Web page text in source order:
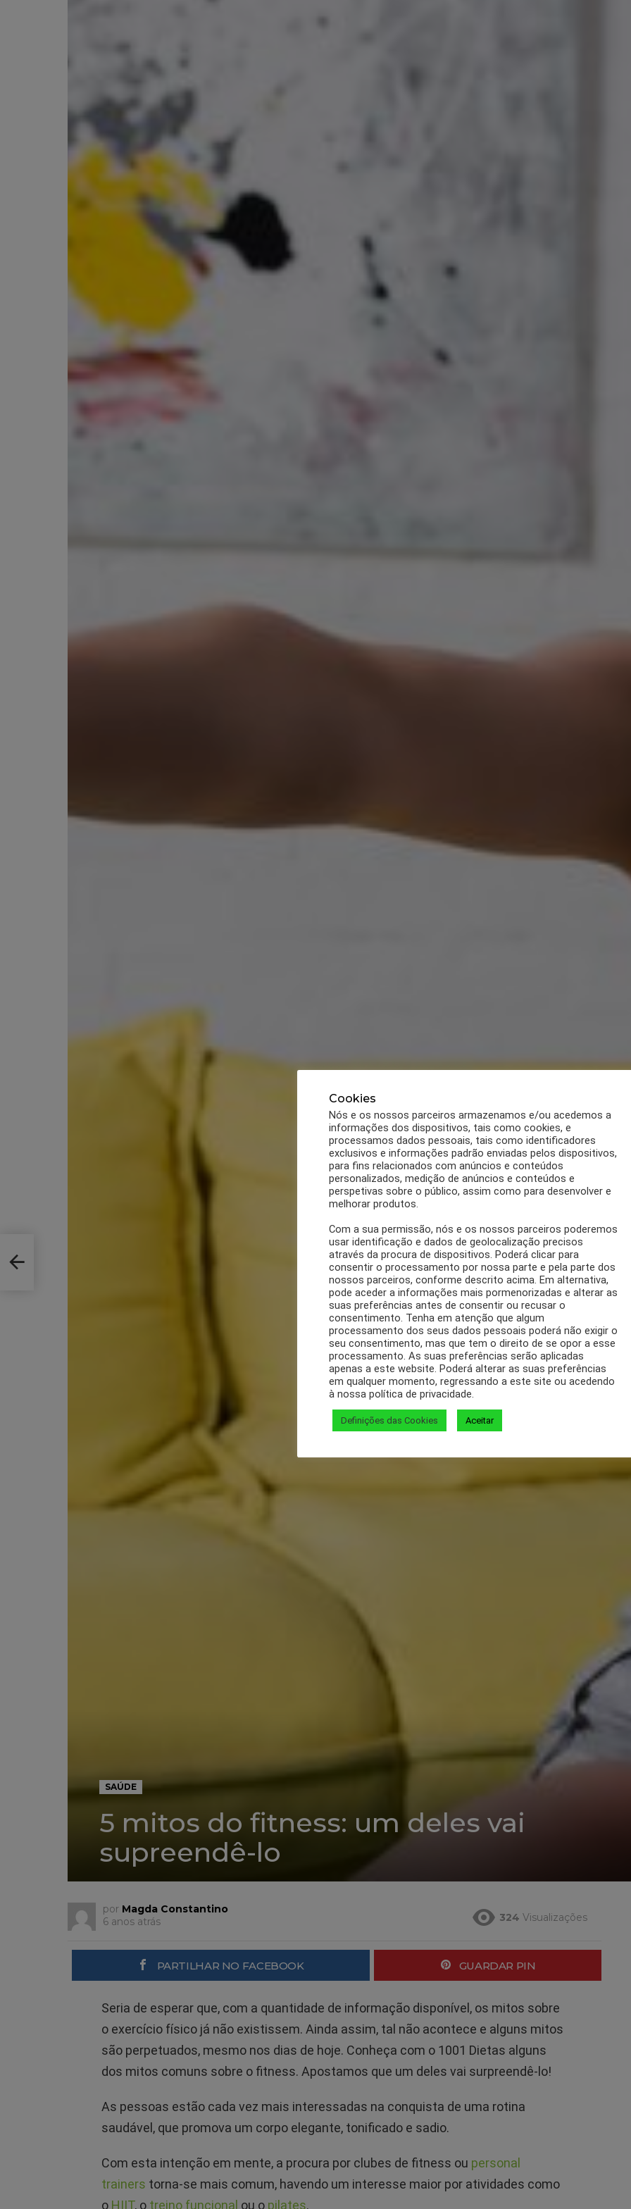
SAÚDE
5 mitos do fitness: um deles vai
supreendê-lo
por Magda Constantino
6 anos atrás
324 Visualizações
PARTILHAR NO FACEBOOK GUARDAR PIN
Seria de esperar que, com a quantidade de informação disponível, os mitos sobre
o exercício físico já não existissem. Ainda assim, tal não acontece e alguns mitos
são perpetuados, mesmo nos dias de hoje. Conheça com o 1001 Dietas alguns
dos mitos comuns sobre o fitness. Apostamos que um deles vai surpreendê-lo!
As pessoas estão cada vez mais interessadas na conquista de uma rotina
saudável, que promova um corpo elegante, tonificado e sadio.
Com esta intenção em mente, a procura por clubes de fitness ou personal
trainers torna-se mais comum, havendo um interesse maior por atividades como
o HIIT, o treino funcional ou o pilates.
Cookies
Nós e os nossos parceiros armazenamos e/ou acedemos a
informações dos dispositivos, tais como cookies, e
processamos dados pessoais, tais como identificadores
exclusivos e informações padrão enviadas pelos dispositivos,
para fins relacionados com anúncios e conteúdos
personalizados, medição de anúncios e conteúdos e
perspetivas sobre o público, assim como para desenvolver e
melhorar produtos.
Com a sua permissão, nós e os nossos parceiros poderemos
usar identificação e dados de geolocalização precisos
através da procura de dispositivos. Poderá clicar para
consentir o processamento por nossa parte e pela parte dos
nossos parceiros, conforme descrito acima. Em alternativa,
pode aceder a informações mais pormenorizadas e alterar as
suas preferências antes de consentir ou recusar o
consentimento. Tenha em atenção que algum
processamento dos seus dados pessoais poderá não exigir o
seu consentimento, mas que tem o direito de se opor a esse
processamento. As suas preferências serão aplicadas
apenas a este website. Poderá alterar as suas preferências
em qualquer momento, regressando a este site ou acedendo
à nossa política de privacidade.
Definições das Cookies Aceitar